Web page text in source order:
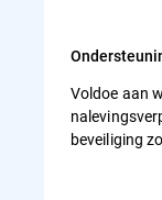
Voldoe aan
beveiliging